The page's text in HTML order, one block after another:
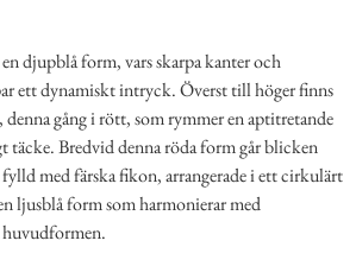
en djupblå form, vars skarpa kanter och
ett dynamiskt intryck. Överst till höger finns
gång i rött, som rymmer en aptitretande
täcke. Bredvid denna röda form går blicken
med färska fikon, arrangerade i ett cirkulärt
ljusblå form som harmonierar med
huvudformen.